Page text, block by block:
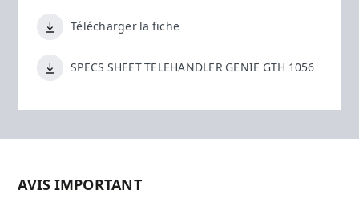
Télécharger la fiche
SPECS SHEET TELEHANDLER GENIE GTH 1056
AVIS IMPORTANT